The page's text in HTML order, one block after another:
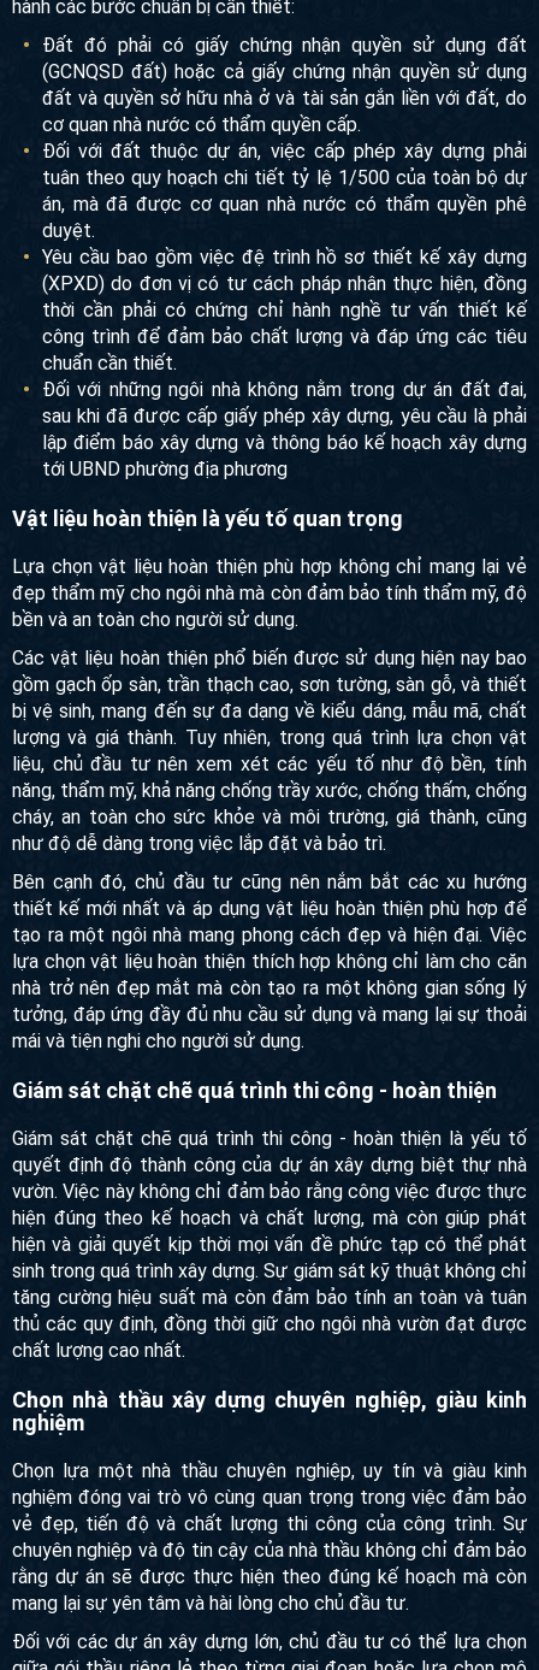
thẩm mỹ và chất lượng cho ngôi nhà của bạn.
Chuẩn bị đầy đủ các thủ tục pháp lý
Trước khi bắt đầu thực hiện dự án xây nhà, gia chủ cần tiến
hành các bước chuẩn bị cần thiết:
Đất đó phải có giấy chứng nhận quyền sử dụng đất
(GCNQSD đất) hoặc cả giấy chứng nhận quyền sử dụng
đất và quyền sở hữu nhà ở và tài sản gắn liền với đất,
do cơ quan nhà nước có thẩm quyền cấp.
Đối với đất thuộc dự án, việc cấp phép xây dựng phải
tuân theo quy hoạch chi tiết tỷ lệ 1/500 của toàn bộ dự
án, mà đã được cơ quan nhà nước có thẩm quyền phê
duyệt.
Yêu cầu bao gồm việc đệ trình hồ sơ thiết kế xây dựng
(XPXD) do đơn vị có tư cách pháp nhân thực hiện, đồng
thời cần phải có chứng chỉ hành nghề tư vấn thiết kế
công trình để đảm bảo chất lượng và đáp ứng các tiêu
Đối với những ngôi nhà không nằm trong dự án đất đai,
phải lập điểm báo xây dựng và thông báo kế hoạch xây
dựng tới UBND phường địa phương
Vật liệu hoàn thiện là yếu tố quan trọng
Lựa chọn vật liệu hoàn thiện phù hợp không chỉ mang lại vẻ
đẹp thẩm mỹ cho ngôi nhà mà còn đảm bảo tính thẩm mỹ,
độ bền và an toàn cho người sử dụng.
Các vật liệu hoàn thiện phổ biến được sử dụng hiện nay
bao gồm gạch ốp sàn, trần thạch cao, sơn tường, sàn gỗ, và
thiết bị vệ sinh, mang đến sự đa dạng về kiểu dáng, mẫu
mã, chất lượng và giá thành. Tuy nhiên, trong quá trình lựa
chọn vật liệu, chủ đầu tư nên xem xét các yếu tố như độ
bền, tính năng, thẩm mỹ, khả năng chống trầy xước, chống
thấm, chống cháy, an toàn cho sức khỏe và môi trường, giá
thành, cũng như độ dễ dàng trong việc lắp đặt và bảo trì.
Bên cạnh đó, chủ đầu tư cũng nên nắm bắt các xu hướng
thiết kế mới nhất và áp dụng vật liệu hoàn thiện phù hợp để
lựa chọn vật liệu hoàn thiện thích hợp không chỉ làm cho
lý tưởng, đáp ứng đầy đủ nhu cầu sử dụng và mang lại sự
thoải mái và tiện nghi cho người sử dụng.
Giám sát chặt chẽ quá trình thi công - hoàn thiện
Giám sát chặt chẽ quá trình thi công - hoàn thiện là yếu tố
quyết định độ thành công của dự án xây dựng biệt thự nhà
vườn. Việc này không chỉ đảm bảo rằng công việc được
thực hiện đúng theo kế hoạch và chất lượng, mà còn giúp
phát sinh trong quá trình xây dựng. Sự giám sát kỹ thuật
không chỉ tăng cường hiệu suất mà còn đảm bảo tính an
toàn và tuân thủ các quy định, đồng thời giữ cho ngôi nhà
vườn đạt được chất lượng cao nhất.
Chọn nhà thầu xây dựng chuyên nghiệp, giàu
kinh nghiệm
Chọn lựa một nhà thầu chuyên nghiệp, uy tín và giàu kinh
nghiệm đóng vai trò vô cùng quan trọng trong việc đảm bảo
vẻ đẹp, tiến độ và chất lượng thi công của công trình. Sự